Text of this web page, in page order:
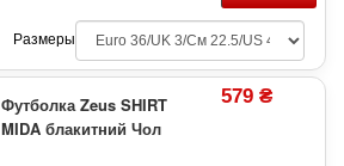
Размеры
Футболка Zeus SHIRT
MIDA блакитний Чол
579 ₴